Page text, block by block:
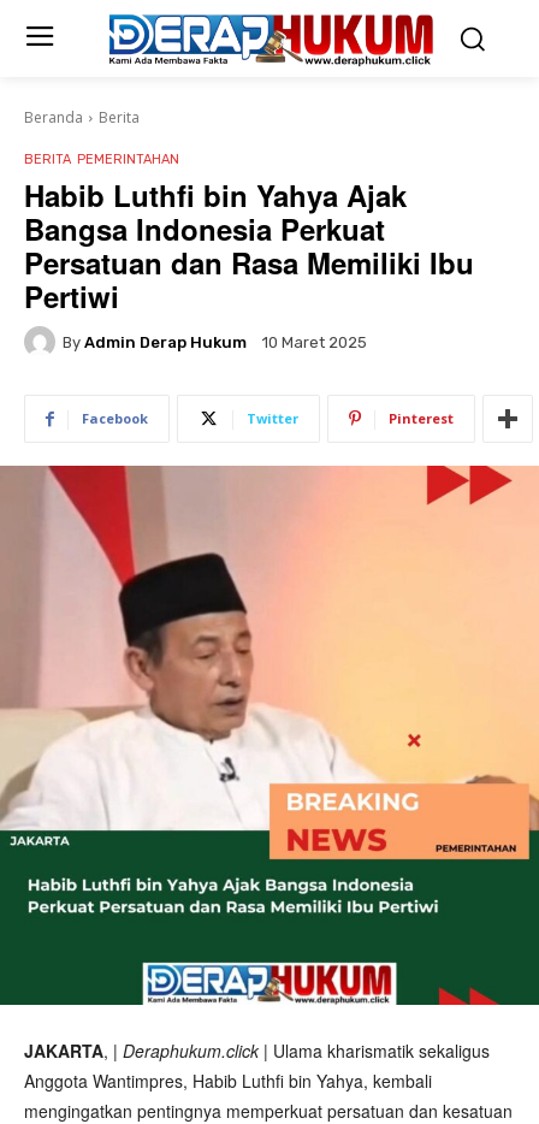
Beranda Berita
BERITA PEMERINTAHAN
Habib Luthfi bin Yahya Ajak
Bangsa Indonesia Perkuat
Persatuan dan Rasa Memiliki Ibu
Pertiwi
By Admin Derap Hukum 10 Maret 2025
Facebook Twitter Pinterest
JAKARTA, | Deraphukum.click | Ulama kharismatik sekaligus
Anggota Wantimpres, Habib Luthfi bin Yahya, kembali
mengingatkan pentingnya memperkuat persatuan dan kesatuan